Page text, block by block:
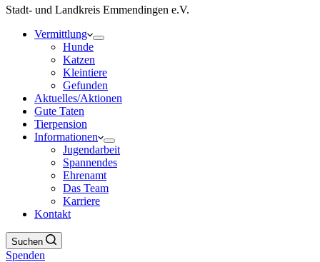
Stadt- und Landkreis Emmendingen e.V.
Vermittlung
Hunde
Katzen
Kleintiere
Gefunden
Aktuelles/Aktionen
Gute Taten
Tierpension
Informationen
Jugendarbeit
Spannendes
Ehrenamt
Das Team
Karriere
Kontakt
Suchen
Spenden